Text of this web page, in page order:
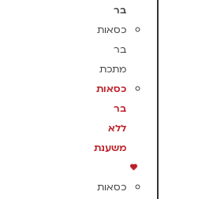
בר
כסאות
בר
מתכת
כסאות
בר
ללא
משענת
כסאות